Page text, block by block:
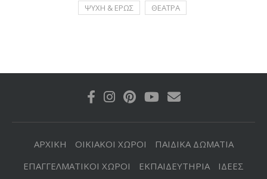
ΨΥΧΗ & ΕΡΩΣ
ΘΕΑΤΡΑ
ΑΡΧΙΚΗ ΟΙΚΙΑΚΟΙ ΧΩΡΟΙ
ΠΑΙΔΙΚΑ ΔΩΜΑΤΙΑ
ΕΠΑΓΓΕΛΜΑΤΙΚΟΙ ΧΩΡΟΙ
ΕΚΠΑΙΔΕΥΤΗΡΙΑ ΙΔΕΕΣ